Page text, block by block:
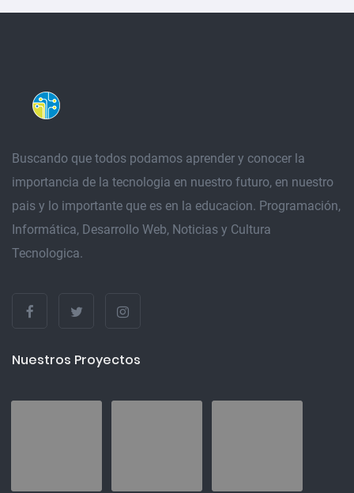
Buscando que todos podamos aprender y conocer la
importancia de la tecnologia en nuestro futuro, en nuestro
pais y lo importante que es en la educacion. Programación,
Informática, Desarrollo Web, Noticias y Cultura
Tecnologica.
Nuestros Proyectos